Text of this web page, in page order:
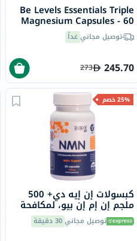
Be Levels Essentials Triple
Magnesium Capsules - 60
Capsules
توصيل مجانيغداً
245.70
273
25% خصم
كبسولات إن إيه دي+ 500
ملجم إن إم إن بيو، لمكافحة
الشيخوخة - 30 كبسولةتوصيل مجاني30 دقيقة